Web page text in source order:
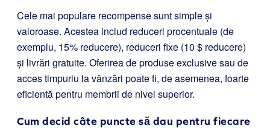
Cele mai populare recompense sunt simple și
valoroase. Acestea includ reduceri procentuale (de
exemplu, 15% reducere), reduceri fixe (10 $ reducere)
și livrări gratuite. Oferirea de produse exclusive sau de
acces timpuriu la vânzări poate fi, de asemenea, foarte
eficientă pentru membrii de nivel superior.
Cum decid câte puncte să dau pentru fiecare